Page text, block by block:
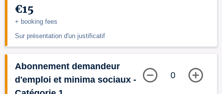
€15
+ booking fees
Sur présentation d'un justificatif
Abonnement demandeur
d'emploi et minima sociaux -
0